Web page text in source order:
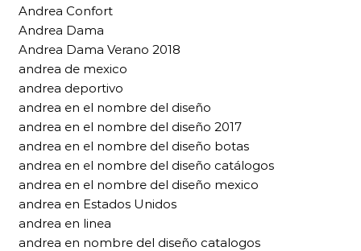
Andrea Confort
Andrea Dama
Andrea Dama Verano 2018
andrea de mexico
andrea deportivo
andrea en el nombre del diseño
andrea en el nombre del diseño 2017
andrea en el nombre del diseño botas
andrea en el nombre del diseño catálogos
andrea en el nombre del diseño mexico
andrea en Estados Unidos
andrea en linea
andrea en nombre del diseño catalogos